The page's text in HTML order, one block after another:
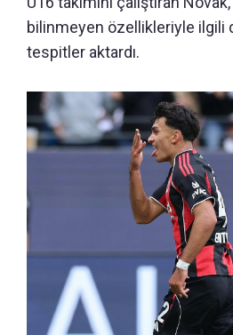
bilinmeyen özellikleriyle ilgili
tespitler aktardı.